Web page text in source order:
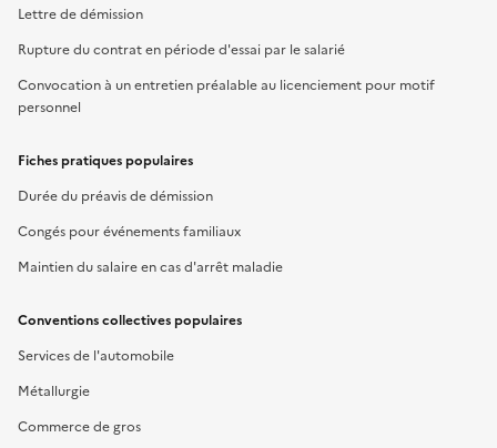
Lettre de démission
Rupture du contrat en période d'essai par le salarié
Convocation à un entretien préalable au licenciement pour motif
personnel
Fiches pratiques populaires
Durée du préavis de démission
Congés pour événements familiaux
Maintien du salaire en cas d'arrêt maladie
Conventions collectives populaires
Services de l'automobile
Métallurgie
Commerce de gros